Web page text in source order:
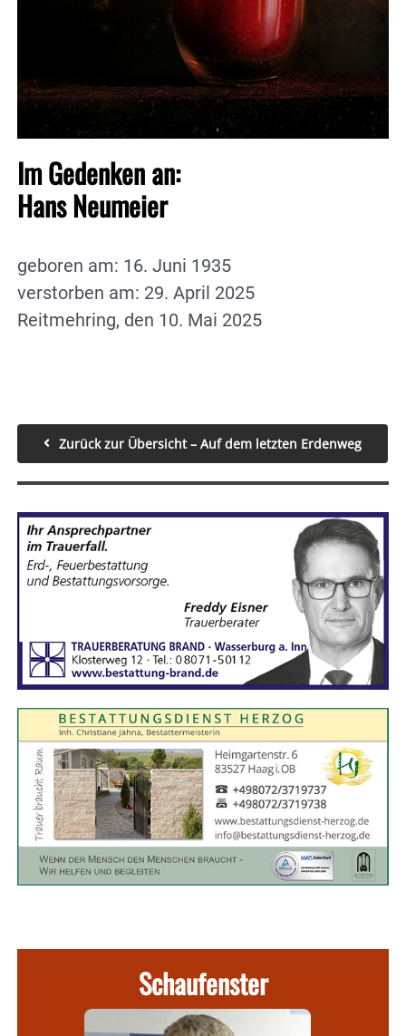
Im Gedenken an:
Hans Neumeier
geboren am: 16. Juni 1935
verstorben am: 29. April 2025
Reitmehring, den 10. Mai 2025
Zurück zur Übersicht – Auf dem letzten Erdenweg
Schaufenster